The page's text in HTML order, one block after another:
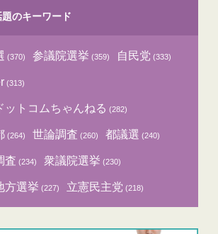
題のキーワード
(370) 参議院選挙 (359) 自民党 (333)
(313)
ットコムちゃんねる (282)
(264) 世論調査 (260) 都議選 (240)
査 (234) 衆議院選挙 (230)
方選挙 (227) 立憲民主党 (218)